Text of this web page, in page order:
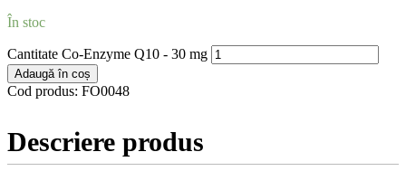
În stoc
Cantitate Co-Enzyme Q10 - 30 mg
Adaugă în coș
Cod produs: FO0048
Descriere produs